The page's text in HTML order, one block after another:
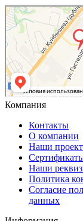
Компания
Контакты
О компании
Наши
Наши
Политика
Согласие
данных